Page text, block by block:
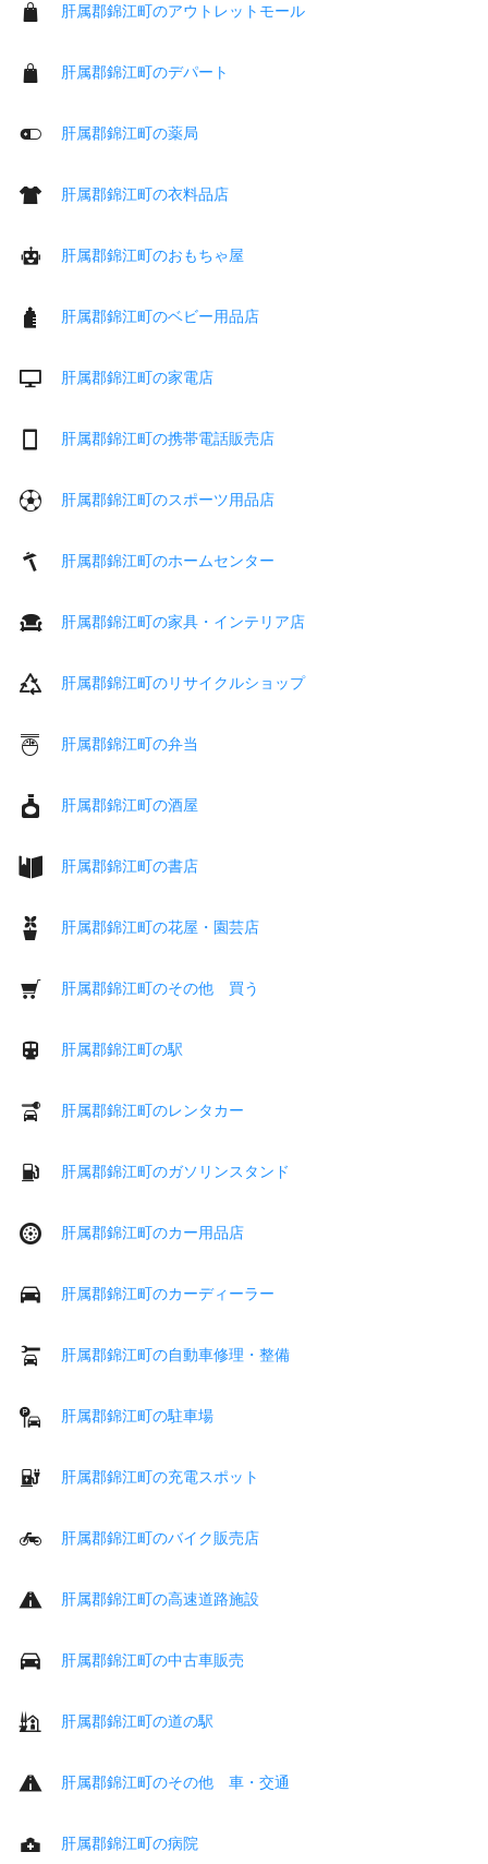
肝属郡錦江町のアウトレットモール
肝属郡錦江町のデパート
肝属郡錦江町の薬局
肝属郡錦江町の衣料品店
肝属郡錦江町のおもちゃ屋
肝属郡錦江町のベビー用品店
肝属郡錦江町の家電店
肝属郡錦江町の携帯電話販売店
肝属郡錦江町のスポーツ用品店
肝属郡錦江町のホームセンター
肝属郡錦江町の家具・インテリア店
肝属郡錦江町のリサイクルショップ
肝属郡錦江町の弁当
肝属郡錦江町の酒屋
肝属郡錦江町の書店
肝属郡錦江町の花屋・園芸店
肝属郡錦江町のその他 買う
肝属郡錦江町の駅
肝属郡錦江町のレンタカー
肝属郡錦江町のガソリンスタンド
肝属郡錦江町のカー用品店
肝属郡錦江町のカーディーラー
肝属郡錦江町の自動車修理・整備
肝属郡錦江町の駐車場
肝属郡錦江町の充電スポット
肝属郡錦江町のバイク販売店
肝属郡錦江町の高速道路施設
肝属郡錦江町の中古車販売
肝属郡錦江町の道の駅
肝属郡錦江町のその他 車・交通
肝属郡錦江町の病院